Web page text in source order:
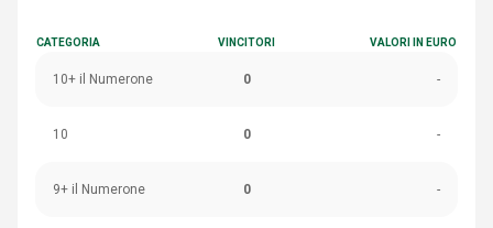
CATEGORIA VINCITORI VALORI IN EURO
10+ il Numerone 0 -
10 0 -
9+ il Numerone 0 -